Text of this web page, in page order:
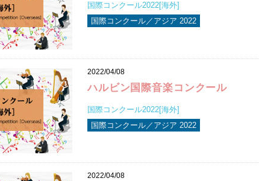
国際コンクール2022[海外]
国際コンクール／アジア 2022
2022/04/08
ハルビン国際音楽コンクール
国際コンクール2022[海外]
国際コンクール／アジア 2022
2022/04/08